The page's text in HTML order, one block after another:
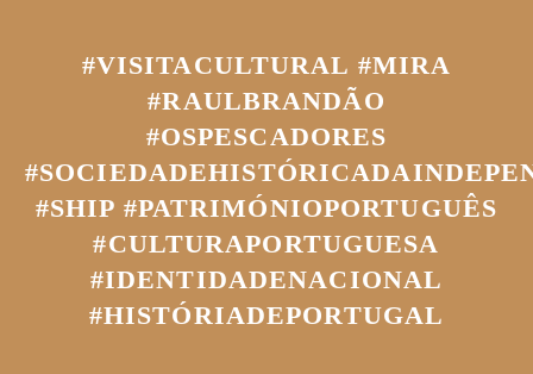
#VISITACULTURAL #MIRA
#RAULBRANDÃO
#OSPESCADORES
#SHIP #PATRIMÓNIOPORTUGUÊS
#CULTURAPORTUGUESA
#IDENTIDADENACIONAL
#HISTÓRIADEPORTUGAL